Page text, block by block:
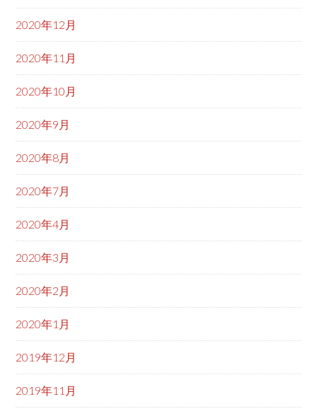
2020年12月
2020年11月
2020年10月
2020年9月
2020年8月
2020年7月
2020年4月
2020年3月
2020年2月
2020年1月
2019年12月
2019年11月